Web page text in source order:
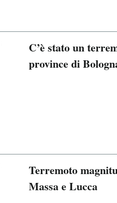
C’è stato un
province di
Terremoto
Massa e Lucca